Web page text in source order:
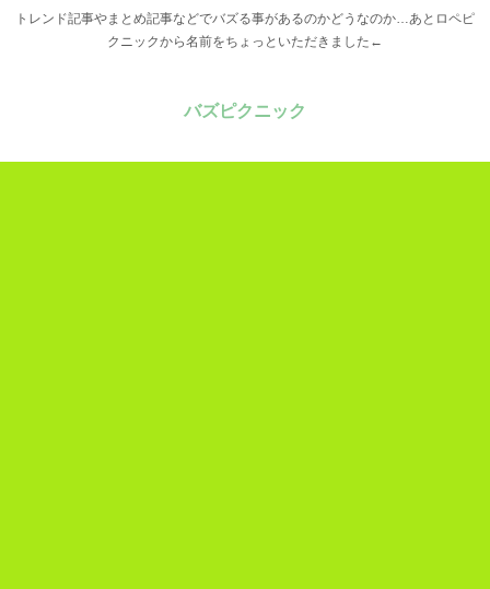
トレンド記事やまとめ記事などでバズる事があるのかどうなのか…あとロペピ
クニックから名前をちょっといただきました←
バズピクニック